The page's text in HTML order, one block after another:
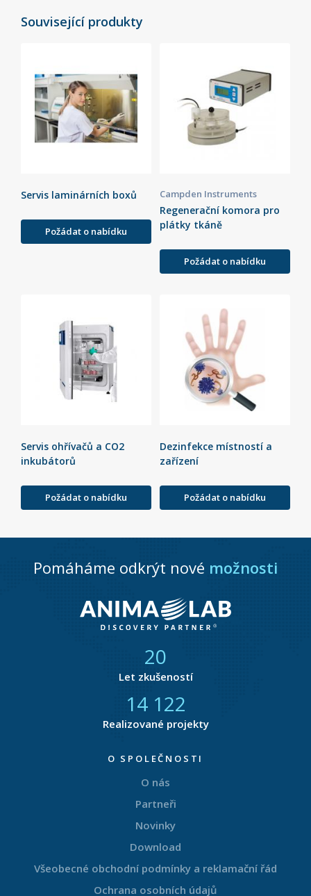
Související produkty
Servis laminárních boxů
Požádat o nabídku
Campden Instruments
Regenerační komora pro
plátky tkáně
Požádat o nabídku
Servis ohřívačů a CO2
inkubátorů
Požádat o nabídku
Dezinfekce místností a
zařízení
Požádat o nabídku
Pomáháme odkrýt nové možnosti
21
Let zkušeností
14 849
Realizované projekty
O SPOLEČNOSTI
O nás
Partneři
Novinky
Download
Všeobecné obchodní podmínky a reklamační řád
Ochrana osobních údajů